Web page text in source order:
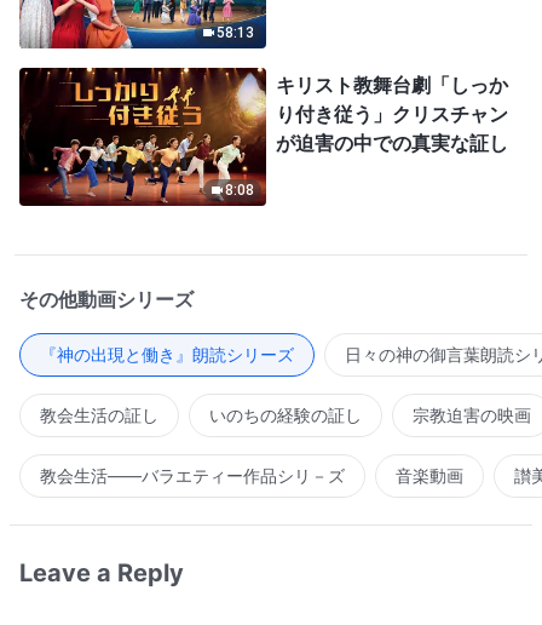
58:13
8:08
キリスト教舞台劇「しっか
り付き従う」クリスチャン
が迫害の中での真実な証し
その他動画シリーズ
『神の出現と働き』朗読シリーズ 日々の神の御言葉朗読シ
教会生活の証し いのちの経験の証し 宗教迫害の映画
教会生活――バラエティー作品シリ－ズ 音楽動画 讃
Leave a Reply